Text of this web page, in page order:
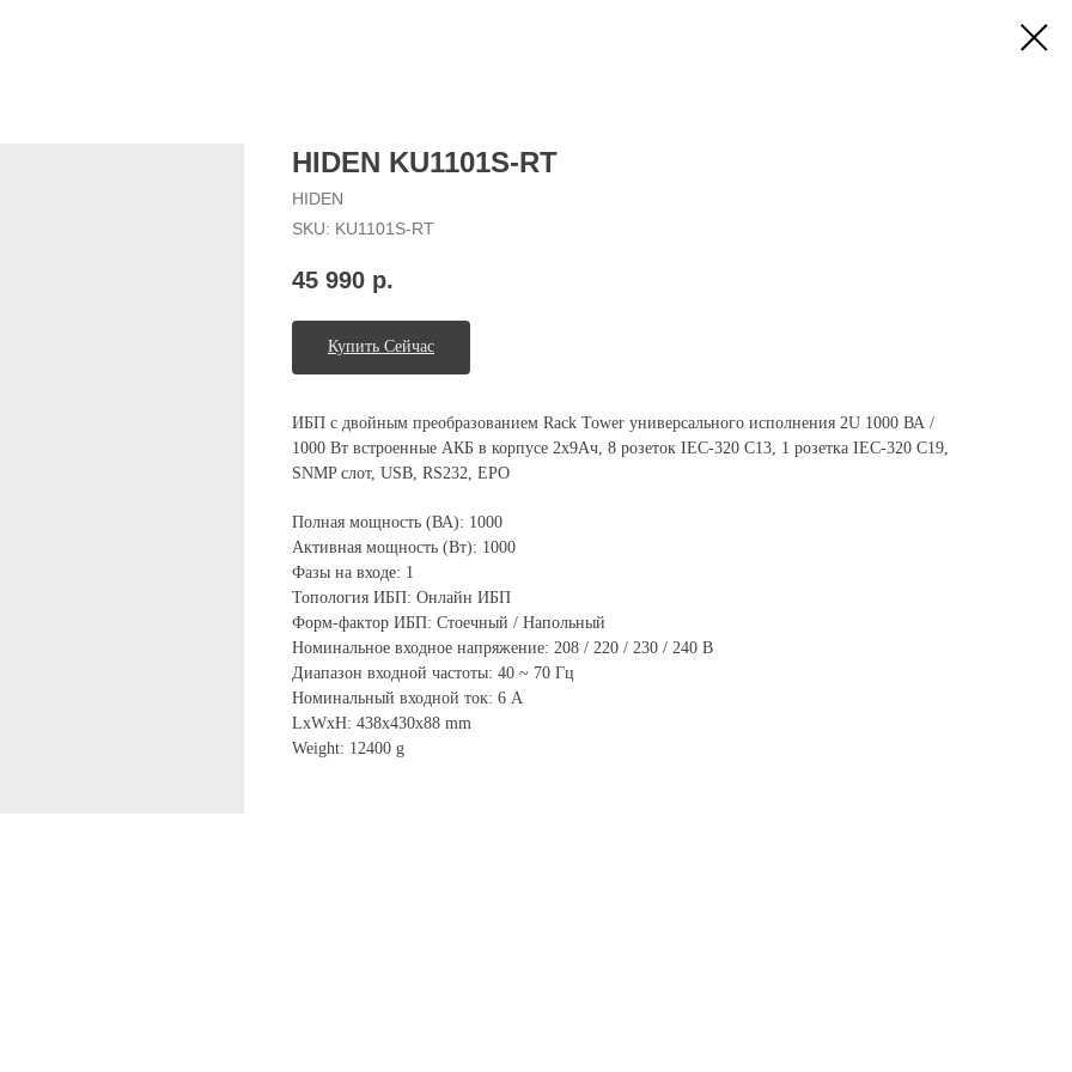
HIDEN KU1101S-RT
HIDEN
SKU: KU1101S-RT
45 990 р.
Купить Сейчас
ИБП с двойным преобразованием Rack Tower универсального исполнения 2U 1000 ВА /
1000 Вт встроенные АКБ в корпусе 2x9Ач, 8 розеток IEC-320 С13, 1 розетка IEC-320 С19,
SNMP слот, USB, RS232, EPO
Полная мощность (ВА): 1000
Активная мощность (Вт): 1000
Фазы на входе: 1
Топология ИБП: Онлайн ИБП
Форм-фактор ИБП: Стоечный / Напольный
Номинальное входное напряжение: 208 / 220 / 230 / 240 В
Диапазон входной частоты: 40 ~ 70 Гц
Номинальный входной ток: 6 А
LxWxH: 438x430x88 mm
Weight: 12400 g